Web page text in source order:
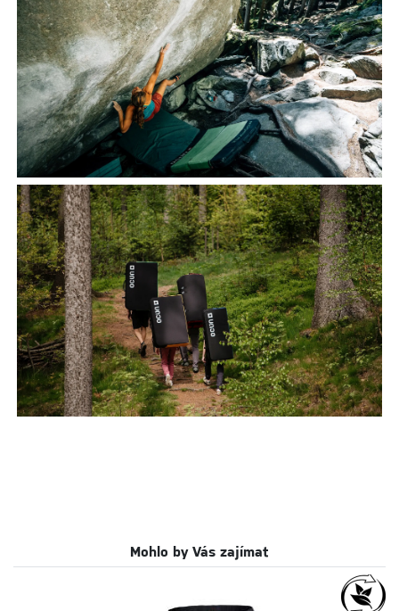
Mohlo by Vás zajímat